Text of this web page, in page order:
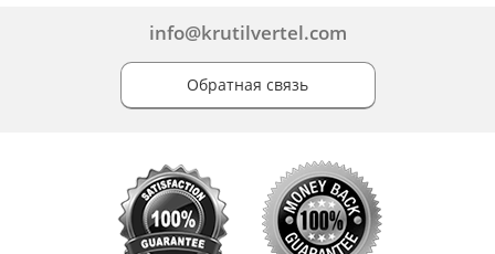
info@krutilvertel.com
Обратная связь